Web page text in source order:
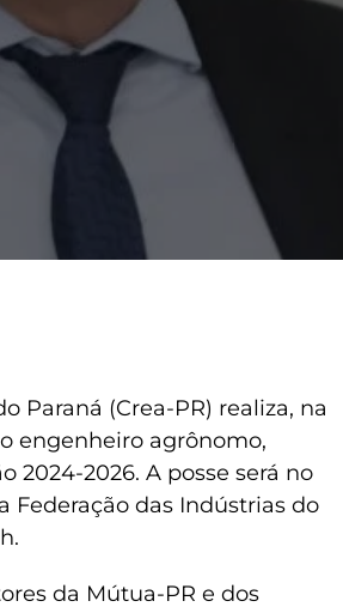
Paraná (Crea-PR) realiza, na
engenheiro agrônomo,
2024-2026. A posse será no
Federação das Indústrias do
da Mútua-PR e dos